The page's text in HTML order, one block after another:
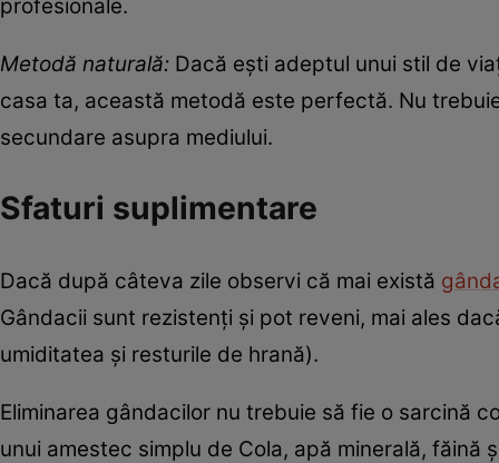
profesionale.
Metodă naturală: Dacă ești adeptul unui stil de
casa ta, această metodă este perfectă. Nu
secundare asupra mediului.
Sfaturi suplimentare
Dacă după câteva zile observi că mai există
Gândacii sunt rezistenți și pot reveni, mai ales
umiditatea și resturile de hrană).
Eliminarea gândacilor nu trebuie să fie o sarcină
unui amestec simplu de Cola, apă minerală,